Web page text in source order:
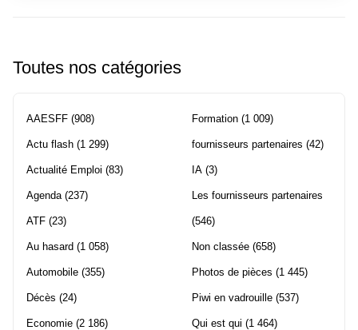
Toutes nos catégories
AAESFF (908)
Actu flash (1 299)
Actualité Emploi (83)
Agenda (237)
ATF (23)
Au hasard (1 058)
Automobile (355)
Décès (24)
Economie (2 186)
Formation (1 009)
fournisseurs partenaires (42)
IA (3)
Les fournisseurs partenaires
(546)
Non classée (658)
Photos de pièces (1 445)
Piwi en vadrouille (537)
Qui est qui (1 464)